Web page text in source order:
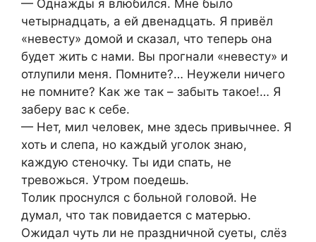
— Однажды я влюбился. Мне было
четырнадцать, а ей двенадцать. Я привёл
«невесту» домой и сказал, что теперь она
будет жить с нами. Вы прогнали «невесту» и
отлупили меня. Помните?… Неужели ничего
не помните? Как же так – забыть такое!… Я
заберу вас к себе.
— Нет, мил человек, мне здесь привычнее. Я
хоть и слепа, но каждый уголок знаю,
каждую стеночку. Ты иди спать, не
тревожься. Утром поедешь.
Толик проснулся с больной головой. Не
думал, что так повидается с матерью.
Ожидал чуть ли не праздничной суеты, слёз